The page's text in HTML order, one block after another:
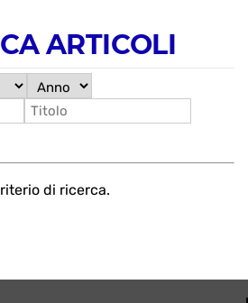
ARTICOLI
di ricerca.